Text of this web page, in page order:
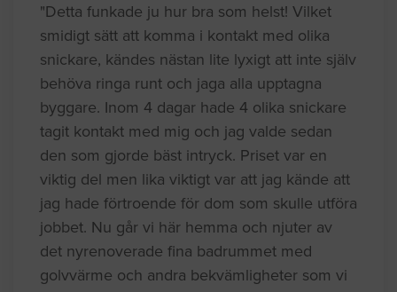
"Detta funkade ju hur bra som helst! Vilket
smidigt sätt att komma i kontakt med olika
snickare, kändes nästan lite lyxigt att inte själv
behöva ringa runt och jaga alla upptagna
byggare. Inom 4 dagar hade 4 olika snickare
tagit kontakt med mig och jag valde sedan
den som gjorde bäst intryck. Priset var en
viktig del men lika viktigt var att jag kände att
jag hade förtroende för dom som skulle utföra
jobbet. Nu går vi här hemma och njuter av
det nyrenoverade fina badrummet med
golvvärme och andra bekvämligheter som vi